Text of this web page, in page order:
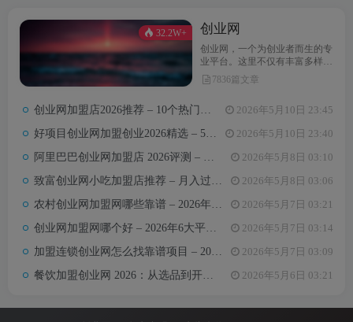
32.2W+ 创业网
创业网，一个为创业者而生的专
业平台。这里不仅有丰富多样的
创业项目，还提供最新的创业资
讯和实用的创业指导。无论你是
富的创业达人，创业网都能为你
梦想。
7836篇文章
创业网加盟店2026推荐 – 10个热门项目月收益3-8万元真实对比 2026年5月10日 23:45
好项目创业网加盟创业2026精选 – 5万内热门项目月入3万攻略 2026年5月10日 23:40
阿里巴巴创业网加盟店 2026评测 – 哪些项目值得加盟+真实费用全解析 2026年5月8日 03:10
致富创业网小吃加盟店推荐 – 月入过万的6类小吃项目及选址避坑要点 2026年5月8日 03:06
农村创业网加盟网哪些靠谱 – 2026年5大平台测评与避坑手册 2026年5月7日 03:21
创业网加盟网哪个好 – 2026年6大平台实测对比与选择建议 2026年5月7日 03:14
加盟连锁创业网怎么找靠谱项目 – 2026年避坑指南与推荐平台 2026年5月7日 03:09
餐饮加盟创业网 2026：从选品到开店，10万以内最值得加盟的7个餐饮品类 2026年5月6日 03:21